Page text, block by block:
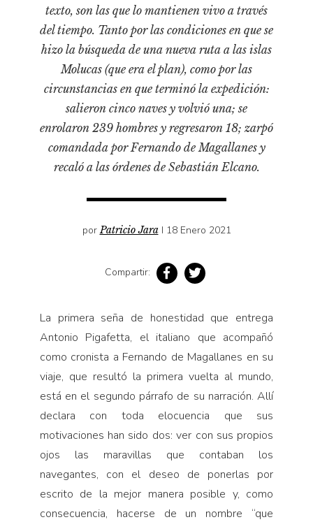
Narrativas visuales
Pensamiento
Pensamiento ilustrado
Personaje
Personajes secundarios
Política
Relecturas
Turismo accidental
texto, son las que lo mantienen vivo a través
del tiempo. Tanto por las condiciones en que se
hizo la búsqueda de una nueva ruta a las islas
Molucas (que era el plan), como por las
circunstancias en que terminó la expedición:
salieron cinco naves y volvió una; se
enrolaron 239 hombres y regresaron 18; zarpó
comandada por Fernando de Magallanes y
recaló a las órdenes de Sebastián Elcano.
porPatricio Jara I 18 Enero 2021
Compartir:
La primera seña de honestidad que entrega
Antonio Pigafetta, el italiano que acompañó
como cronista a Fernando de Magallanes en su
viaje, que resultó la primera vuelta al mundo,
está en el segundo párrafo de su narración. Allí
declara con toda elocuencia que sus
motivaciones han sido dos: ver con sus propios
ojos las maravillas que contaban los
navegantes, con el deseo de ponerlas por
escrito de la mejor manera posible y, como
consecuencia, hacerse de un nombre “que